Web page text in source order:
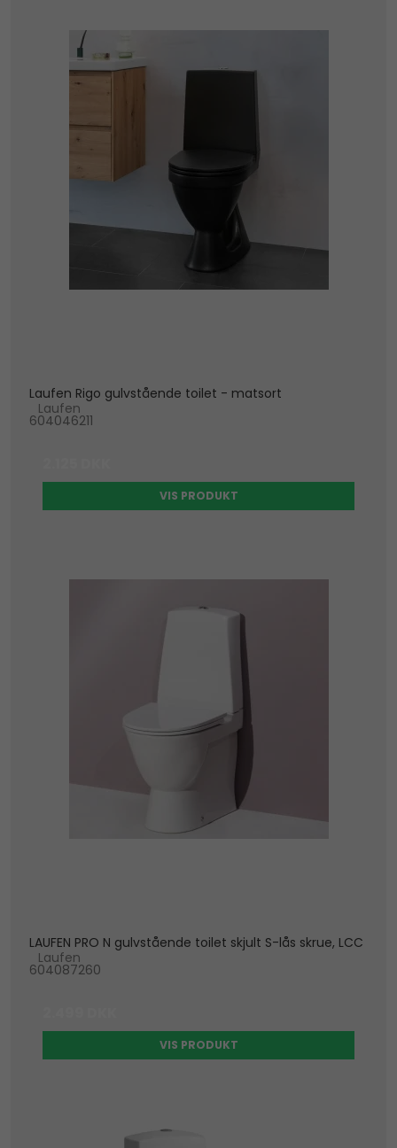
Laufen Rigo gulvstående toilet - matsort
Laufen
604046211
VIS PRODUKT
LAUFEN PRO N gulvstående toilet skjult S-lås skrue, LCC
Laufen
604087260
VIS PRODUKT